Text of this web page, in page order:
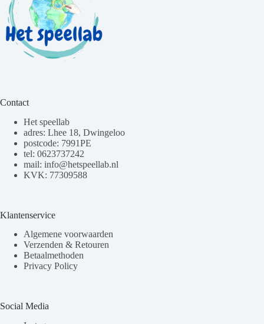
Contact
Het speellab
adres: Lhee 18, Dwingeloo
postcode: 7991PE
tel: 0623737242
mail: info@hetspeellab.nl
KVK: 77309588
Klantenservice
Algemene voorwaarden
Verzenden & Retouren
Betaalmethoden
Privacy Policy
Social Media